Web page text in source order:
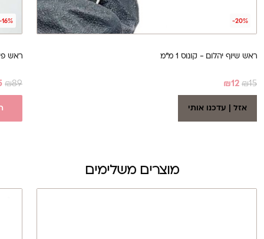
-20%
ראש שיוף יהלום - קונוס 1 מ"מ
₪15
₪12
אזל | עדכנו אותי
ראש
₪89
מוצרים משלימים